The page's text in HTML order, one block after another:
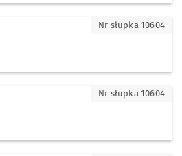
Nr słupka 10604
Nr słupka 10604